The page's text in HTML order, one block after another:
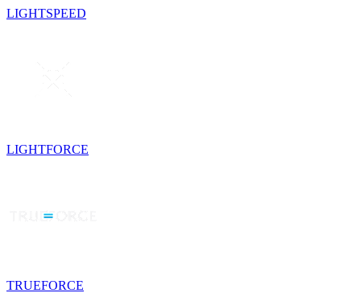
LIGHTSPEED
LIGHTFORCE
TRUEFORCE